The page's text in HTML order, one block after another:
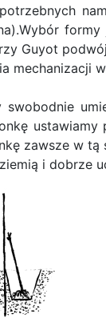
Guyot
zawsze w tą
i dobrze